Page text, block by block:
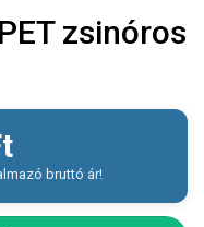
zsinóros
bruttó ár!